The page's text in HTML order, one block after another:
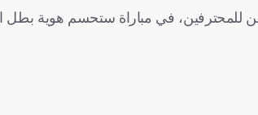
يوم الثلاثاء المقبل، ضمن الجولة 32 من دوري روشن للمحترفين، في مباراة